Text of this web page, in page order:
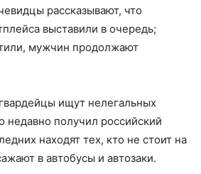
рассказывают, что
выставили в очередь;
мужчин продолжают
ищут нелегальных
недавно получил российский
находят тех, кто не стоит на
в автобусы и автозаки.